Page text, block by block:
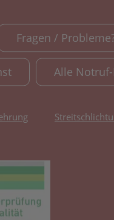
Fragen /
Alle
Tab)